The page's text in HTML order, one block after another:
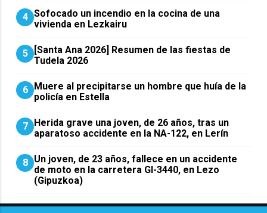
4 Sofocado un incendio en la cocina de una
vivienda en Lezkairu
5
[Santa Ana 2026] Resumen de las fiestas de
Tudela 2026
6 Muere al precipitarse un hombre que huía de la
policía en Estella
7 Herida grave una joven, de 26 años, tras un
aparatoso accidente en la NA-122, en Lerín
8 Un joven, de 23 años, fallece en un accidente
de moto en la carretera GI-3440, en Lezo
(Gipuzkoa)